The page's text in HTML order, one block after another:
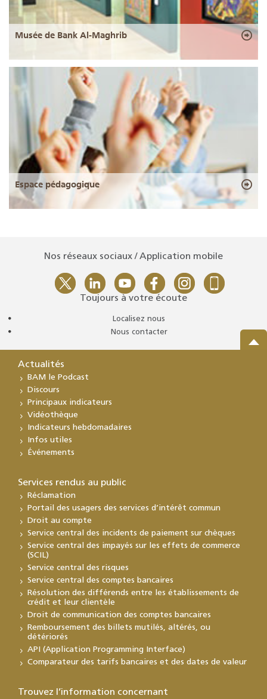
Musée de Bank Al-Maghrib
Espace pédagogique
Nos réseaux sociaux / Application mobile
Toujours à votre écoute
Localisez nous
Nous contacter
Actualités
BAM le Podcast
Discours
Principaux indicateurs
Vidéothèque
Indicateurs hebdomadaires
Infos utiles
Événements
Services rendus au public
Réclamation
Portail des usagers des services d’intérêt commun
Droit au compte
Service central des incidents de paiement sur chèques
Service central des impayés sur les effets de commerce
(SCIL)
Service central des risques
Service central des comptes bancaires
Résolution des différends entre les établissements de
crédit et leur clientèle
Droit de communication des comptes bancaires
Remboursement des billets mutilés, altérés, ou
détériorés
API (Application Programming Interface)
Comparateur des tarifs bancaires et des dates de valeur
Trouvez l’information concernant